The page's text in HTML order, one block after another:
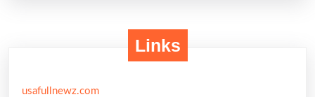
Links
usafullnewz.com